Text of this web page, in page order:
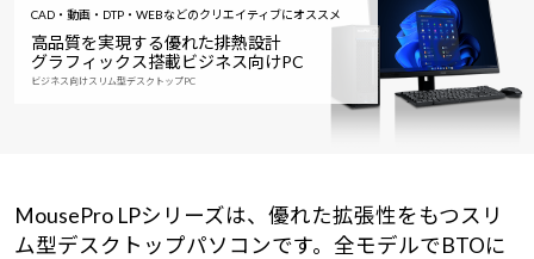
サーバー
ワークステーション
MousePro
iiyama
学習向けパソコン
スペック/パーツ別
おすすめ目玉パソコン
今イチオシのパソコンをピ
Windows 11|Copilot+ PC
CAD・動画・DTP・WEBなどのクリエイティブにオススメ
高品質を実現する優れた排熱設計
グラフィックス搭載ビジネス向けPC
ビジネス向けスリム型デスクトップPC
MousePro LPシリーズは、優れた拡張性をもつスリ
ム型デスクトップパソコンです。全モデルでBTOに